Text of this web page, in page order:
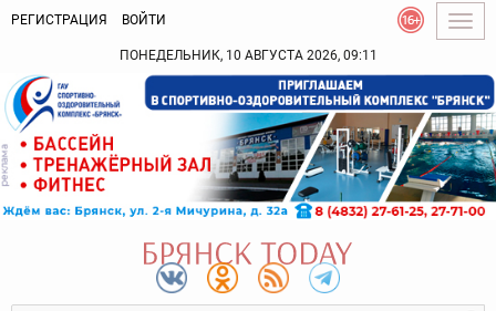
РЕГИСТРАЦИЯ ВОЙТИ
ПОНЕДЕЛЬНИК, 10 АВГУСТА 2026, 09:11